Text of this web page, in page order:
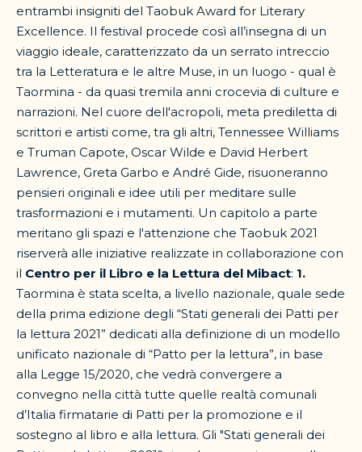
entrambi insigniti del Taobuk Award for Literary
Excellence. Il festival procede così all’insegna di un
viaggio ideale, caratterizzato da un serrato intreccio
tra la Letteratura e le altre Muse, in un luogo - qual è
Taormina - da quasi tremila anni crocevia di culture e
narrazioni. Nel cuore dell'acropoli, meta prediletta di
scrittori e artisti come, tra gli altri, Tennessee Williams
e Truman Capote, Oscar Wilde e David Herbert
Lawrence, Greta Garbo e André Gide, risuoneranno
pensieri originali e idee utili per meditare sulle
trasformazioni e i mutamenti. Un capitolo a parte
meritano gli spazi e l'attenzione che Taobuk 2021
riserverà alle iniziative realizzate in collaborazione con
il Centro per il Libro e la Lettura del Mibact: 1.
Taormina è stata scelta, a livello nazionale, quale sede
della prima edizione degli “Stati generali dei Patti per
la lettura 2021” dedicati alla definizione di un modello
unificato nazionale di “Patto per la lettura”, in base
alla Legge 15/2020, che vedrà convergere a
convegno nella città tutte quelle realtà comunali
d’Italia firmatarie di Patti per la promozione e il
sostegno al libro e alla lettura. Gli "Stati generali dei